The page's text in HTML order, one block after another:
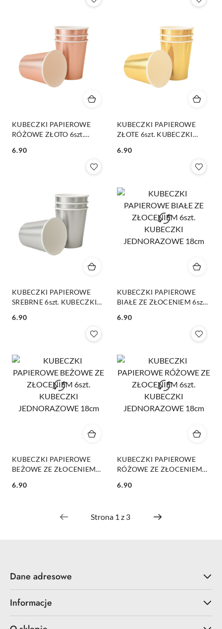
KUBECZKI PAPIEROWE
RÓŻOWE ZŁOTO 6szt.
220ml
Cena:
6.90
KUBECZKI PAPIEROWE
ZŁOTE 6szt. KUBECZKI
Cena:
6.90
KUBECZKI PAPIEROWE
SREBRNE 6szt. KUBECZKI
Cena:
6.90
KUBECZKI PAPIEROWE
BIAŁE ZE ZŁOCENIEM 6szt.
18cm
Cena:
6.90
KUBECZKI PAPIEROWE
BEŻOWE ZE ZŁOCENIEM
JEDNORAZOWE 18cm
Cena:
6.90
KUBECZKI PAPIEROWE
RÓŻOWE ZE ZŁOCENIEM
JEDNORAZOWE 18cm
Cena:
6.90
Dane adresowe
Informacje